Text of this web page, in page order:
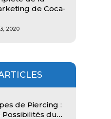
de Coca-
2020
de Piercing :
du…